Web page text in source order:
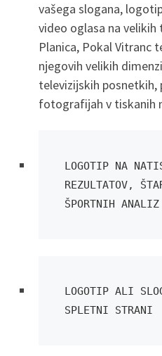
vašega slogana,
video oglasa na
Planica, Pokal Vitranc
njegovih velikih
televizijskih posnetkih,
fotografijah v tiskanih
LOGOTIP NA
REZULTATOV,
ŠPORTNIH ANALIZ
LOGOTIP ALI
SPLETNI STRANI